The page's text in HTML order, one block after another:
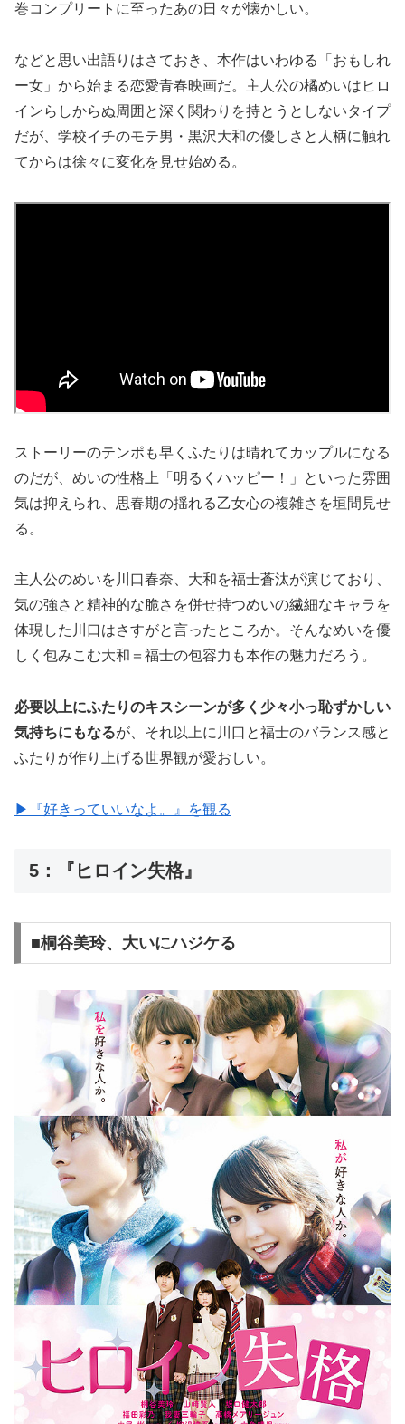
巻コンプリートに至ったあの日々が懐かしい。
などと思い出語りはさておき、本作はいわゆる「おもしれ
ー女」から始まる恋愛青春映画だ。主人公の橘めいはヒロ
インらしからぬ周囲と深く関わりを持とうとしないタイプ
だが、学校イチのモテ男・黒沢大和の優しさと人柄に触れ
てからは徐々に変化を見せ始める。
ストーリーのテンポも早くふたりは晴れてカップルになる
のだが、めいの性格上「明るくハッピー！」といった雰囲
気は抑えられ、思春期の揺れる乙女心の複雑さを垣間見せ
る。
主人公のめいを川口春奈、大和を福士蒼汰が演じており、
気の強さと精神的な脆さを併せ持つめいの繊細なキャラを
体現した川口はさすがと言ったところか。そんなめいを優
しく包みこむ大和＝福士の包容力も本作の魅力だろう。
必要以上にふたりのキスシーンが多く少々小っ恥ずかしい
気持ちにもなるが、それ以上に川口と福士のバランス感と
ふたりが作り上げる世界観が愛おしい。
▶︎『好きっていいなよ。』を観る
5：『ヒロイン失格』
■桐谷美玲、大いにハジケる